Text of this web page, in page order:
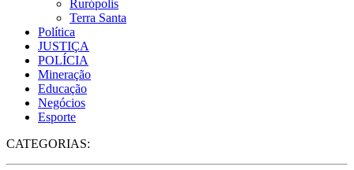
Rurópolis
Terra Santa
Política
JUSTIÇA
POLÍCIA
Mineração
Educação
Negócios
Esporte
CATEGORIAS: